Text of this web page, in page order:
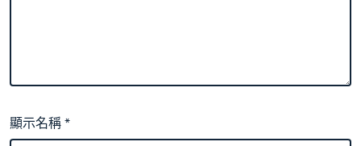
顯示名稱*